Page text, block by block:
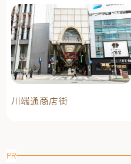
川端通商店街
PR